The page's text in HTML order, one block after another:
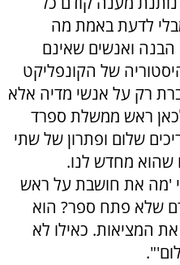
לדעת באמת מה
ואנשים שאינם
של הקונפליקט
רק על אנשי מדיה אלא
ראש ממשלת ספרד
שלום ופתרון של שתי
שהוא מחדש לנו.
'מה את חושבת על ראש
שלא פתח ספר? הוא
את המציאות. כאילו לא